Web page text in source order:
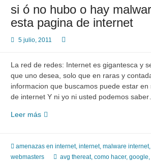
si ó no hubo o hay
esta pagina de internet
5 julio, 2011
La red de redes: Internet es gigantesca y
que uno desea, solo que en raras y
informacion que buscamos puede estar en
de internet Y ni yo ni usted podemos
Leer más si
hubo
o
amenazas en internet, internet, malware internet,
webmasters
avg thereat, como hacer, google,